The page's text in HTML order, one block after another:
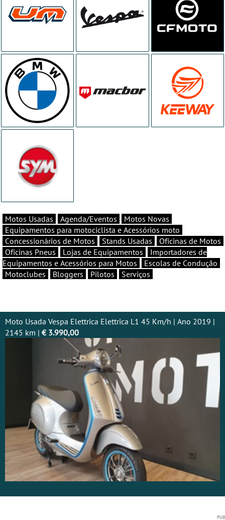
Motos Usadas Agenda/Eventos
Motos Novas
Equipamentos para motociclista e Acessórios moto
Concessionários de Motos
Stands Usadas
Oficinas de Motos
Oficinas Pneus
Lojas de Equipamentos
Importadores de
Equipamentos e Acessórios para Motos
Escolas de Condução
Motoclubes
Bloggers Pilotos Serviços
Moto Usada Vespa Elettrica Elettrica L1 45 Km/h | Ano 2019 |
2145 km | € 3.990,00